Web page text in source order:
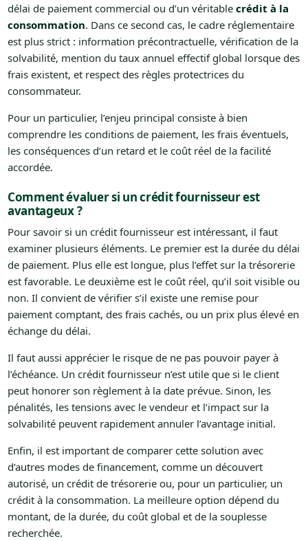
délai de paiement commercial ou d’un véritable crédit à la
consommation. Dans ce second cas, le cadre réglementaire
est plus strict : information précontractuelle, vérification de la
solvabilité, mention du taux annuel effectif global lorsque des
frais existent, et respect des règles protectrices du
consommateur.
Pour un particulier, l’enjeu principal consiste à bien
comprendre les conditions de paiement, les frais éventuels,
les conséquences d’un retard et le coût réel de la facilité
accordée.
Comment évaluer si un crédit fournisseur est
avantageux ?
Pour savoir si un crédit fournisseur est intéressant, il faut
examiner plusieurs éléments. Le premier est la durée du délai
de paiement. Plus elle est longue, plus l’effet sur la trésorerie
est favorable. Le deuxième est le coût réel, qu’il soit visible ou
non. Il convient de vérifier s’il existe une remise pour
paiement comptant, des frais cachés, ou un prix plus élevé en
échange du délai.
Il faut aussi apprécier le risque de ne pas pouvoir payer à
l’échéance. Un crédit fournisseur n’est utile que si le client
peut honorer son règlement à la date prévue. Sinon, les
pénalités, les tensions avec le vendeur et l’impact sur la
solvabilité peuvent rapidement annuler l’avantage initial.
Enfin, il est important de comparer cette solution avec
d’autres modes de financement, comme un découvert
autorisé, un crédit de trésorerie ou, pour un particulier, un
crédit à la consommation. La meilleure option dépend du
montant, de la durée, du coût global et de la souplesse
recherchée.